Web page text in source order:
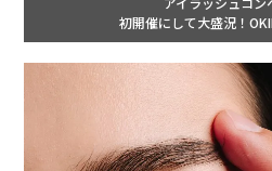
初開催にして大盛況！